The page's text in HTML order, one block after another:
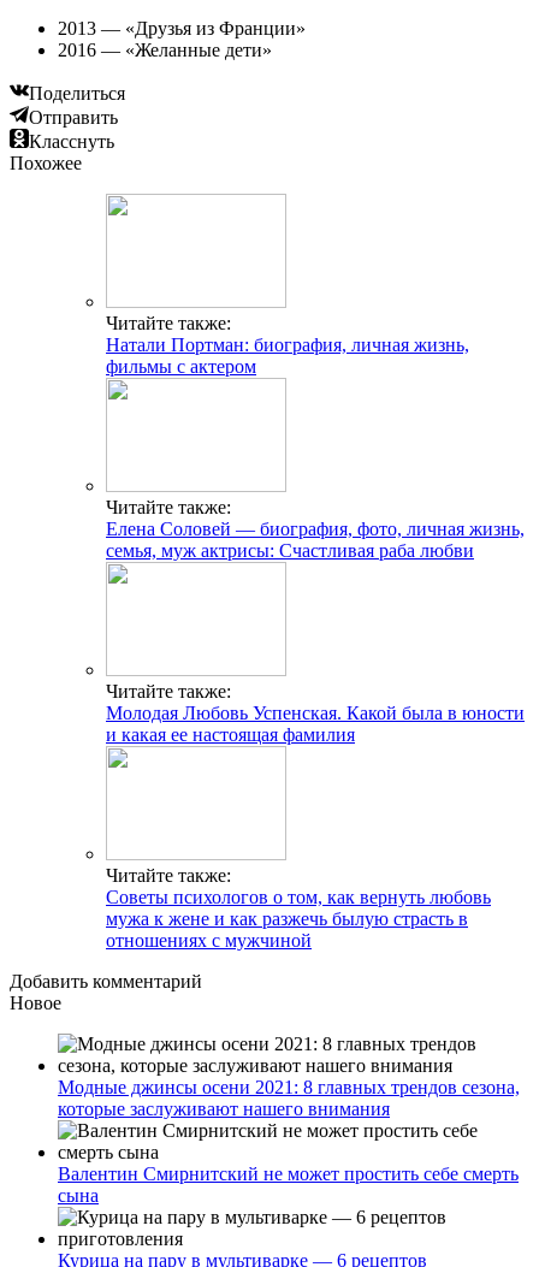
2013 — «Друзья из Франции»
2016 — «Желанные дети»
Поделиться
Отправить
Класснуть
Похожее
Читайте также:
Натали Портман: биография, личная жизнь,
фильмы с актером
Читайте также:
Елена Соловей — биография, фото, личная жизнь,
семья, муж актрисы: Счастливая раба любви
Читайте также:
Молодая Любовь Успенская. Какой была в юности
и какая ее настоящая фамилия
Читайте также:
Советы психологов о том, как вернуть любовь
мужа к жене и как разжечь былую страсть в
отношениях с мужчиной
Добавить комментарий
Новое
Модные джинсы осени 2021: 8 главных трендов сезона,
которые заслуживают нашего внимания
Валентин Смирнитский не может простить себе смерть
сына
Курица на пару в мультиварке — 6 рецептов